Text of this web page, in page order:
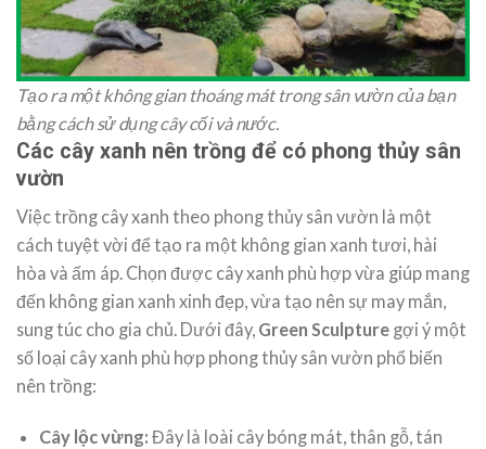
Tạo ra một không gian thoáng mát trong sân vườn của bạn
bằng cách sử dụng cây cối và nước.
Các cây xanh nên trồng để có phong thủy sân
vườn
Việc trồng cây xanh theo phong thủy sân vườn là một
cách tuyệt vời để tạo ra một không gian xanh tươi, hài
hòa và ấm áp. Chọn được cây xanh phù hợp vừa giúp mang
đến không gian xanh xinh đẹp, vừa tạo nên sự may mắn,
sung túc cho gia chủ. Dưới đây, Green Sculpture gợi ý một
số loại cây xanh phù hợp phong thủy sân vườn phổ biến
nên trồng:
Cây lộc vừng: Đây là loài cây bóng mát, thân gỗ, tán